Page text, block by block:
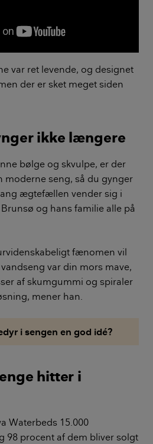
var ret levende, og designet
der er sket meget siden
ikke længere
bølge og skvulpe, er der
moderne seng, så du gynger
ægtefællen vender sig i
og hans familie alle på
fænomen vil
var din mors mave,
af skumgummi og spiraler
mener han.
i sengen en god idé?
hitter i
Waterbeds 15.000
98 procent af dem bliver solgt